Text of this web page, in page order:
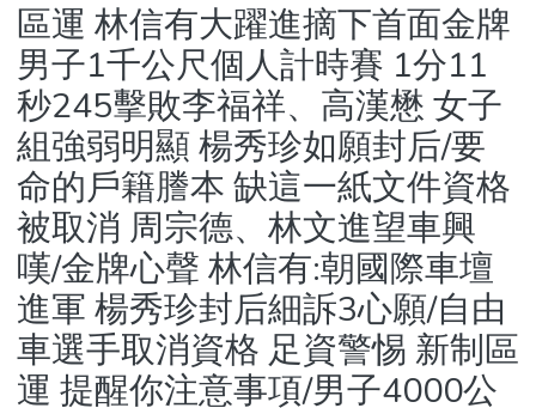
Statistics
區運 林信有大躍進摘下首面金牌
男子1千公尺個人計時賽 1分11
秒245擊敗李福祥、高漢懋 女子
組強弱明顯 楊秀珍如願封后/要
命的戶籍謄本 缺這一紙文件資格
被取消 周宗德、林文進望車興
嘆/金牌心聲 林信有:朝國際車壇
進軍 楊秀珍封后細訴3心願/自由
車選手取消資格 足資警惕 新制區
運 提醒你注意事項/男子4000公